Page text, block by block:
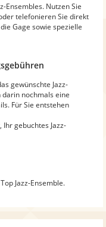
Ensembles. Nutzen Sie
telefonieren Sie direkt
Gage sowie spezielle
gewünschte Jazz-
darin nochmals eine
Für Sie entstehen
gebuchtes Jazz-
Jazz-Ensemble.